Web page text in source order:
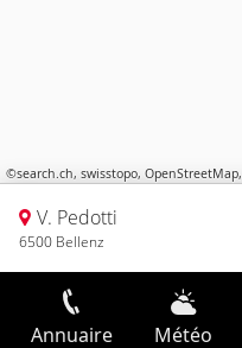
©search.ch, swisstopo, OpenStreetMap,
V. Pedotti
6500 Bellenz
Annuaire Météo